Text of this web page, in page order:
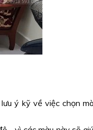
ý kỹ về việc chọn